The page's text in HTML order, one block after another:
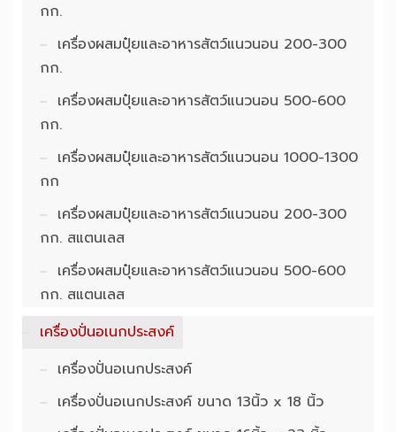
กก.
เครื่องผสมปุ๋ยและอาหารสัตว์แนวนอน 200-300
กก.
เครื่องผสมปุ๋ยและอาหารสัตว์แนวนอน 500-600
กก.
เครื่องผสมปุ๋ยและอาหารสัตว์แนวนอน 1000-1300
กก
เครื่องผสมปุ๋ยและอาหารสัตว์แนวนอน 200-300
กก. สแตนเลส
เครื่องผสมปุ๋ยและอาหารสัตว์แนวนอน 500-600
กก. สแตนเลส
เครื่องปั่นอเนกประสงค์
เครื่องปั่นอเนกประสงค์
เครื่องปั่นอเนกประสงค์ ขนาด 13นิ้ว x 18 นิ้ว